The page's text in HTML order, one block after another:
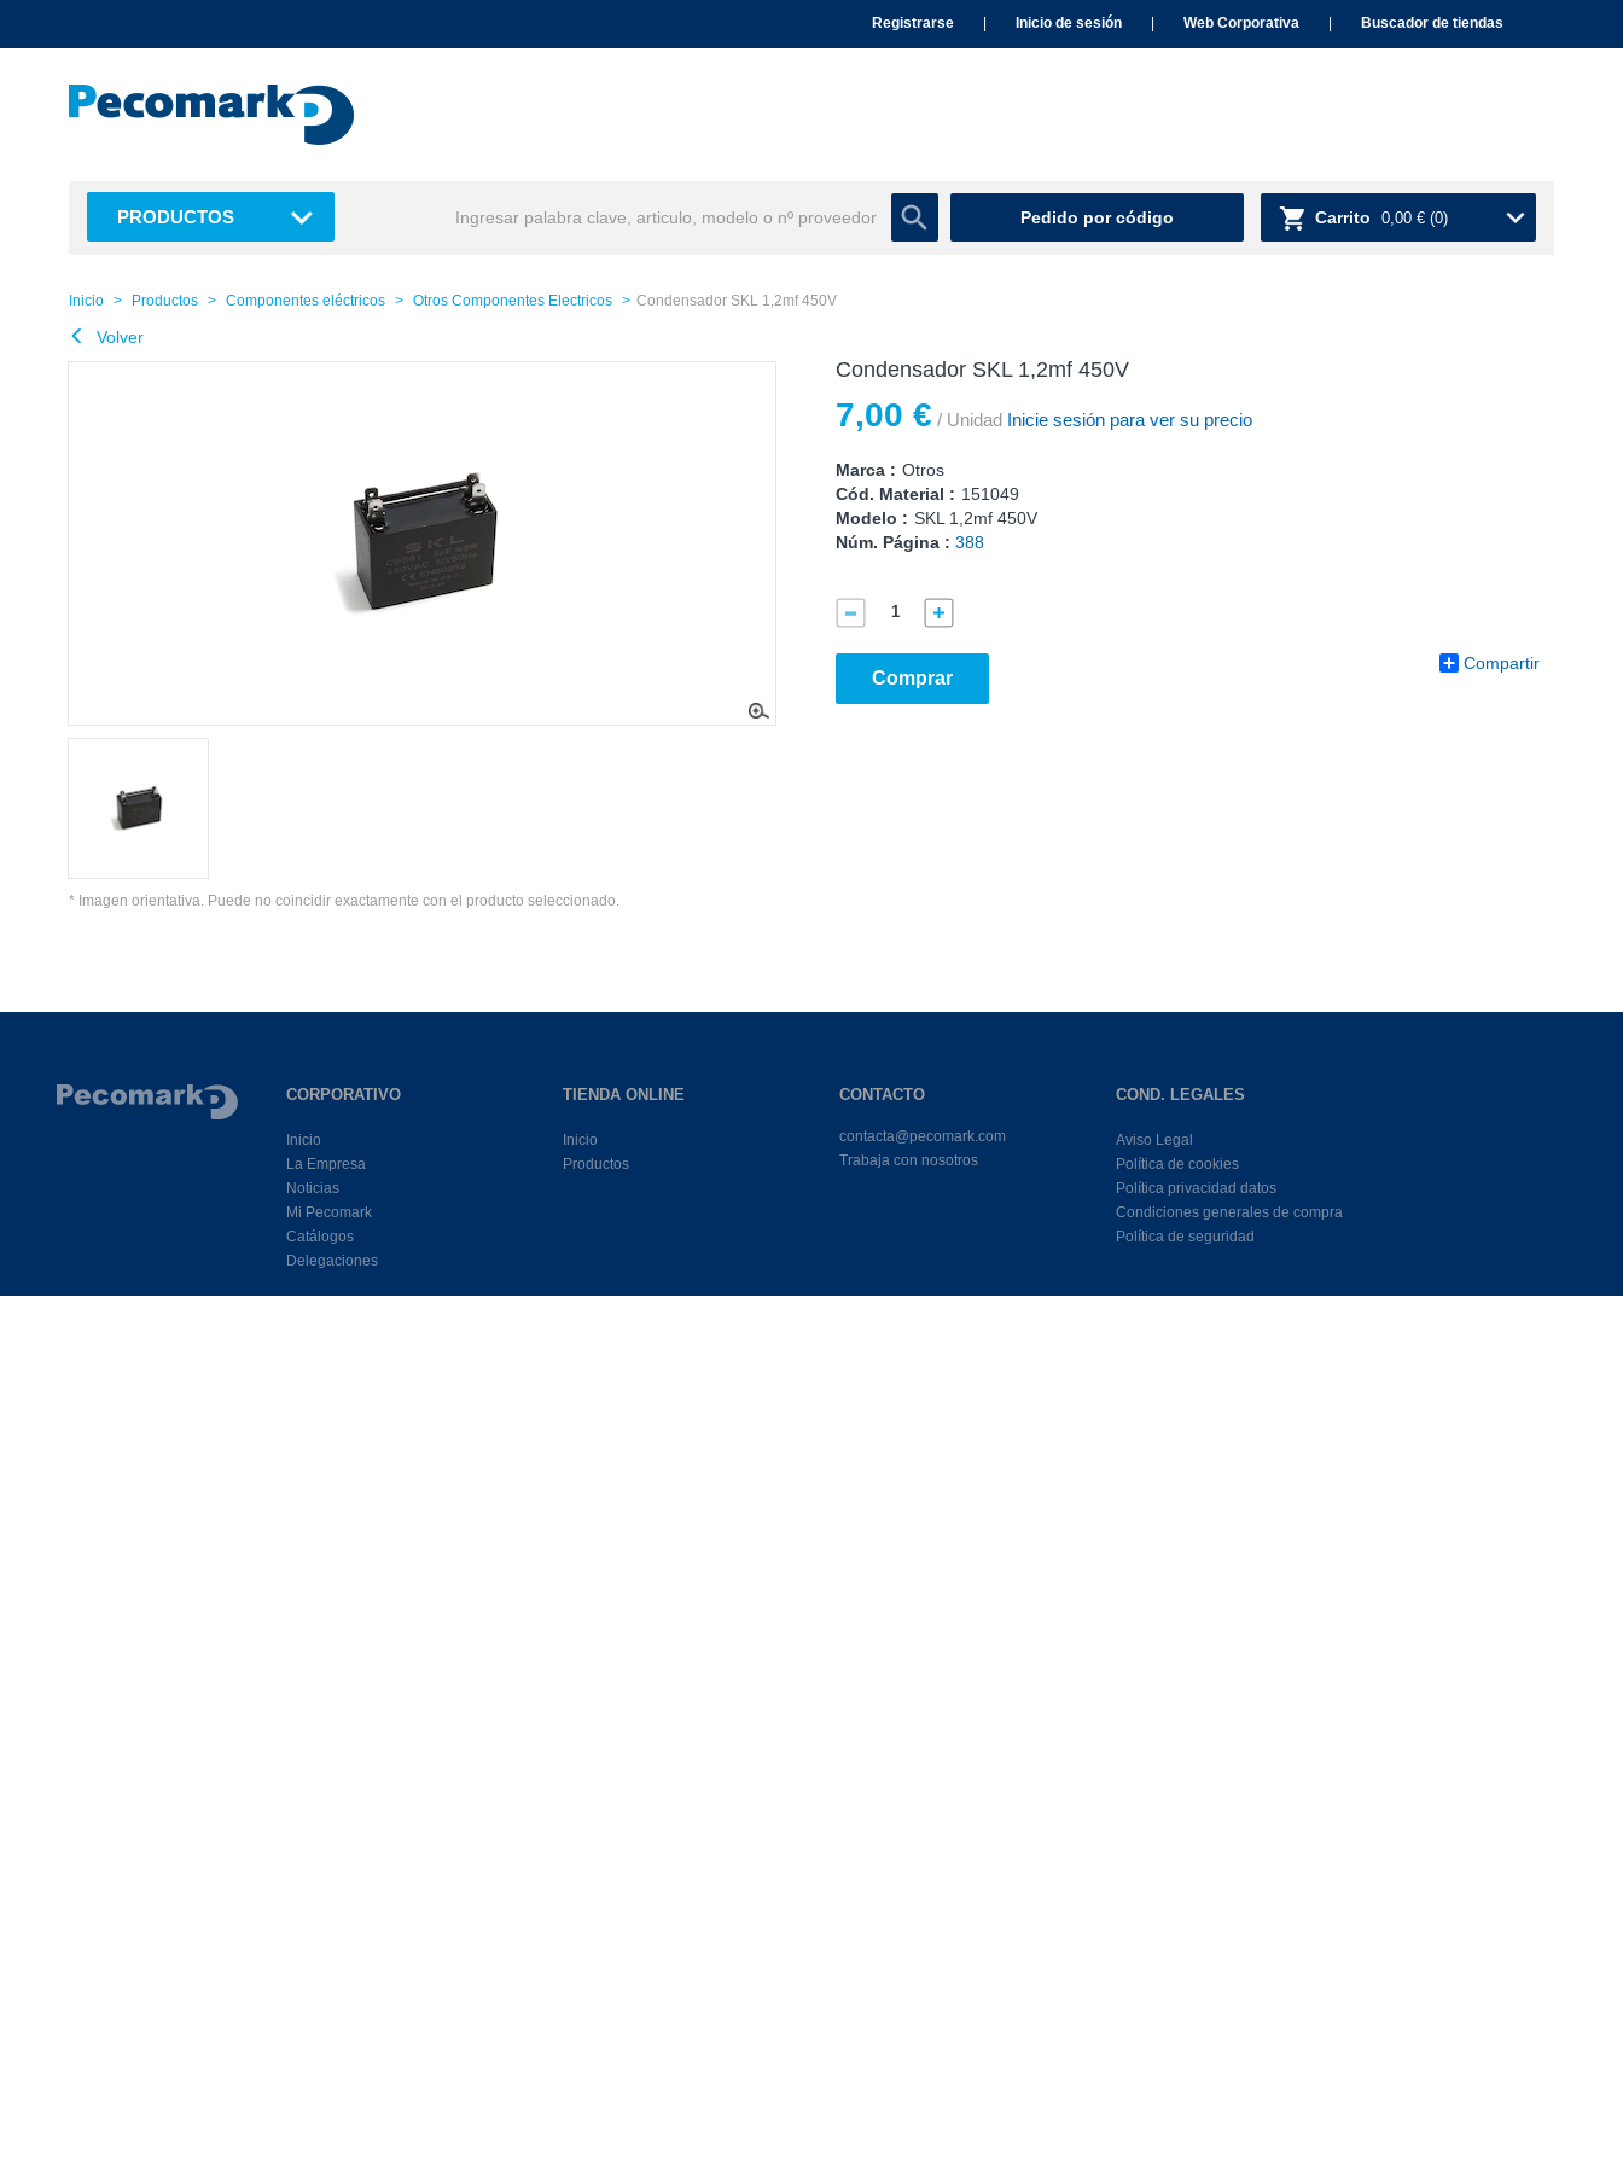
Registrarse Inicio de sesión Web Corporativa Buscador de tiendas
Pedido por código Carrito 0,00 € (0)
PRODUCTOS
Inicio Productos Componentes eléctricos Otros Componentes Electricos Condensador SKL 1,2mf 450V
Volver
* Imagen orientativa. Puede no coincidir exactamente con el producto seleccionado.
Condensador SKL 1,2mf 450V
7,00 € / Unidad Inicie sesión para ver su precio
Marca : Otros
Cód. Material : 151049
Modelo : SKL 1,2mf 450V
Núm. Página : 388
Comprar
Compartir
CORPORATIVO
Inicio
La Empresa
Noticias
Mi Pecomark
Catálogos
Delegaciones
TIENDA ONLINE
Inicio
Productos
CONTACTO
contacta@pecomark.com
Trabaja con nosotros
COND. LEGALES
Aviso Legal
Política de cookies
Política privacidad datos
Condiciones generales de compra
Política de seguridad